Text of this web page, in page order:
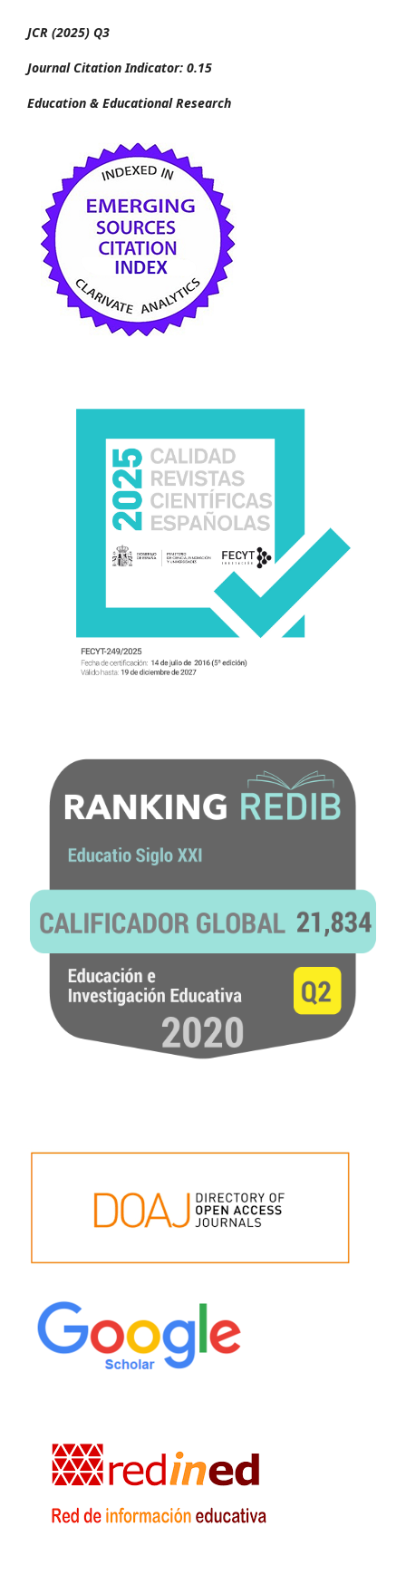
JCR (2025) Q3
Journal Citation Indicator: 0.15
Education & Educational Research